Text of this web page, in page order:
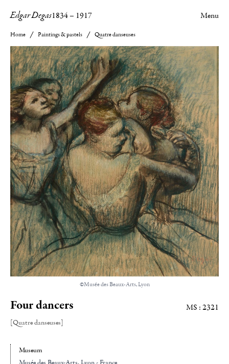
Edgar Degas1834– 1917 Menu
Home Paintings & pastels Quatre danseuses
©Musée des Beaux-Arts, Lyon
Four dancers
[Quatre danseuses]
MS : 2321
Museum